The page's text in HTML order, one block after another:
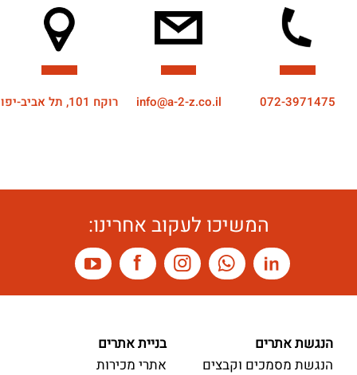
072-3971475
info@a-2-z.co.il רוקח 101, תל אביב-יפו
המשיכו לעקוב אחרינו:
הנגשת אתרים
הנגשת מסמכים וקבצים
בניית אתרים
אתרי מכירות